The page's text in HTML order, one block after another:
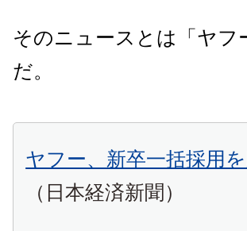
そのニュースとは「ヤフ
だ。
ヤフー、新卒一括採用
（日本経済新聞）